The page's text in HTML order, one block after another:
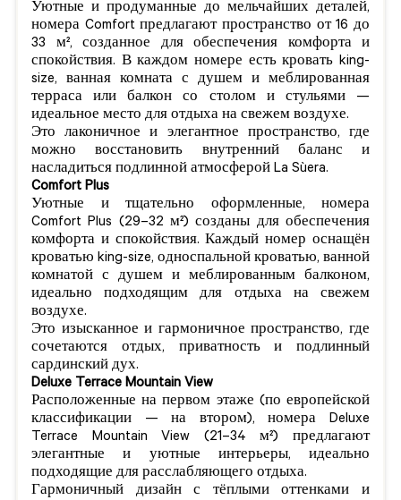
Уютные и продуманные до мельчайших деталей,
номера Comfort предлагают пространство от 16 до
33 м², созданное для обеспечения комфорта и
спокойствия. В каждом номере есть кровать king-
size, ванная комната с душем и меблированная
терраса или балкон со столом и стульями —
идеальное место для отдыха на свежем воздухе.
Это лаконичное и элегантное пространство, где
можно восстановить внутренний баланс и
насладиться подлинной атмосферой La Sùera.
Comfort Plus
Уютные и тщательно оформленные, номера
Comfort Plus (29–32 м²) созданы для обеспечения
комфорта и спокойствия. Каждый номер оснащён
кроватью king-size, односпальной кроватью, ванной
комнатой с душем и меблированным балконом,
идеально подходящим для отдыха на свежем
воздухе.
Это изысканное и гармоничное пространство, где
сочетаются отдых, приватность и подлинный
сардинский дух.
Deluxe Terrace Mountain View
Расположенные на первом этаже (по европейской
классификации — на втором), номера Deluxe
Terrace Mountain View (21–34 м²) предлагают
элегантные и уютные интерьеры, идеально
подходящие для расслабляющего отдыха.
Гармоничный дизайн с тёплыми оттенками и